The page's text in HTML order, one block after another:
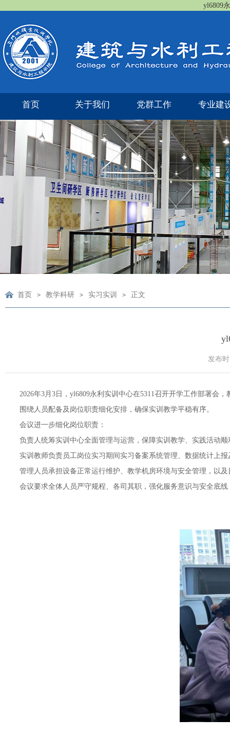
yl6809
首页 关于我们 党群工作 专业建
首页 > 教学科研 > 实习实训 > 正文
发布
2026年3月 3 日，yl6809永利实训中心在5311召开开学工作部署会，
围绕人员配备及岗位职责细化安排，确保实训教学平稳有序。
会议进一步细化岗位职责：
负责人统筹实训中心全面管理与运营，保障实训教学、实践活动顺
实训教师负责员工岗位实习期间实习备案系统管理、数据统计上
管理人员承担设备正常运行维护、教学机房环境与安全管理，以
会议要求全体人员严守规程、各司其职，强化服务意识与安全底